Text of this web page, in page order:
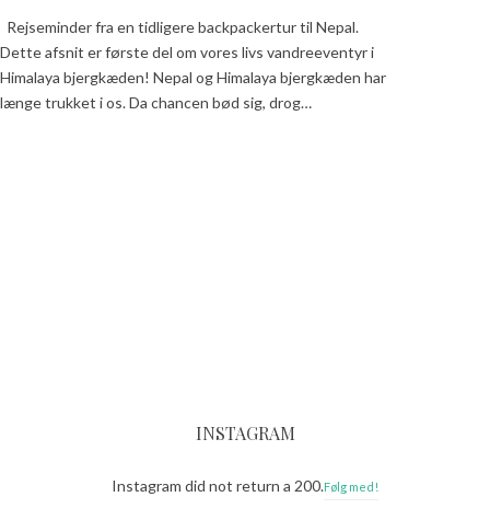
Rejseminder fra en tidligere backpackertur til Nepal.
Dette afsnit er første del om vores livs vandreeventyr i
Himalaya bjergkæden! Nepal og Himalaya bjergkæden har
længe trukket i os. Da chancen bød sig, drog…
INSTAGRAM
Instagram did not return a 200.Følg med!